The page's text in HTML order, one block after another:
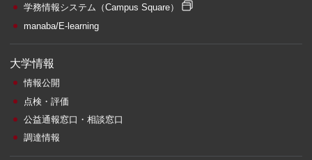
学務情報システム （Campus Square）
manaba/E-learning
大学情報
情報公開
点検・評価
公益通報窓口・相談窓口
調達情報